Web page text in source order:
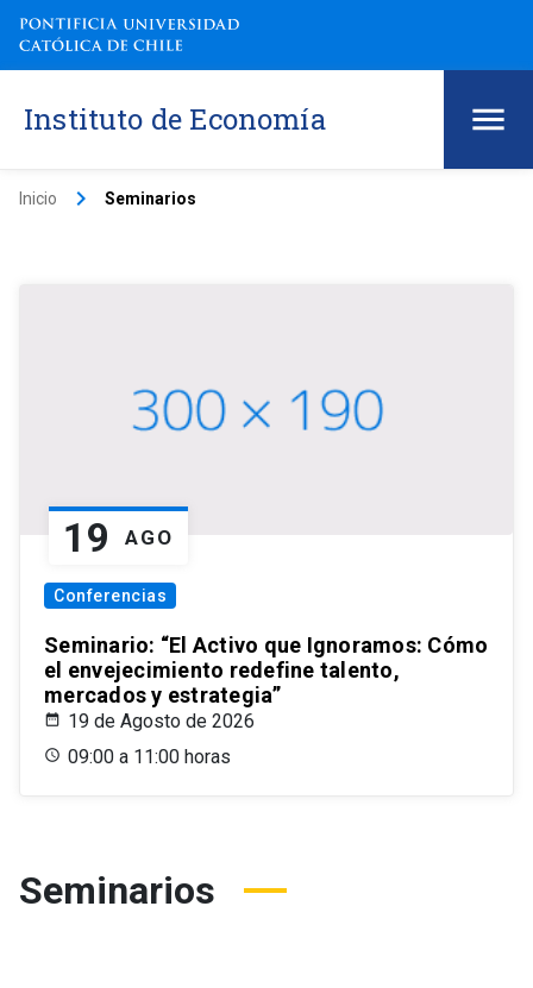
Instituto de Economía
Inicio keyboard_arrow_right Seminarios
19 AGO
Conferencias
Seminario: “El Activo que Ignoramos: Cómo
el envejecimiento redefine talento,
mercados y estrategia”
19 de Agosto de 2026
09:00 a 11:00 horas
Seminarios